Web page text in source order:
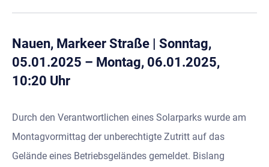
Nauen, Markeer Straße | Sonntag,
05.01.2025 – Montag, 06.01.2025,
10:20 Uhr
Durch den Verantwortlichen eines Solarparks wurde am
Montagvormittag der unberechtigte Zutritt auf das
Gelände eines Betriebsgeländes gemeldet. Bislang